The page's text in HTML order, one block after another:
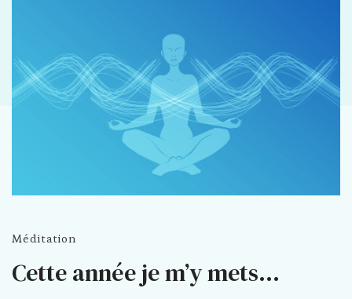
Méditation
Cette année je m’y mets…